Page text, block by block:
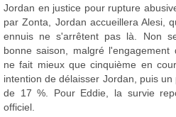
Jordan en justice pour rupture
par Zonta, Jordan accueillera Alesi,
ennuis ne s'arrêtent pas là. Non
bonne saison, malgré l'engagement
ne fait mieux que cinquième en
intention de délaisser Jordan, puis
de 17 %. Pour Eddie, la survie
officiel.